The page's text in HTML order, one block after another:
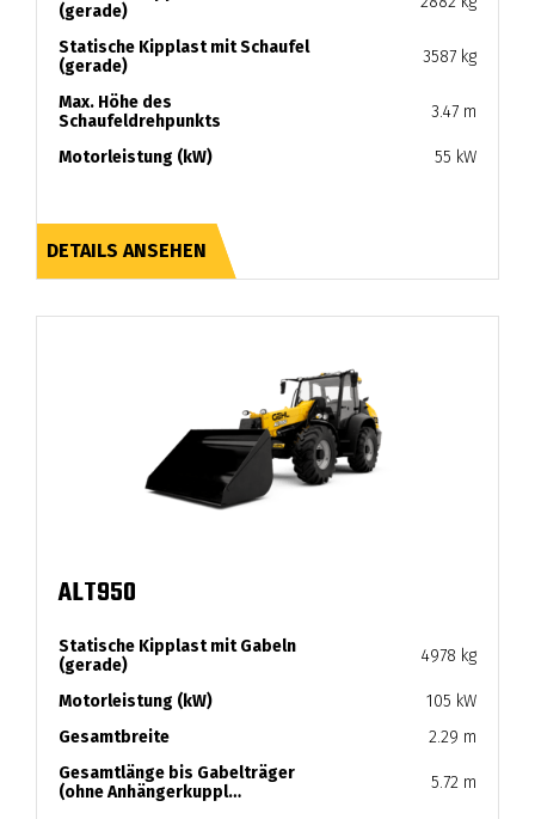
(gerade)
Statische Kipplast mit Schaufel
(gerade)
3587 kg
Max. Höhe des
Schaufeldrehpunkts
3.47 m
Motorleistung (kW) 55 kW
DETAILS ANSEHEN
ALT950
Statische Kipplast mit Gabeln
(gerade)
4978 kg
Motorleistung (kW)
105 kW
Gesamtbreite
2.29 m
Gesamtlänge bis Gabelträger
(ohne Anhängerkuppl…
5.72 m